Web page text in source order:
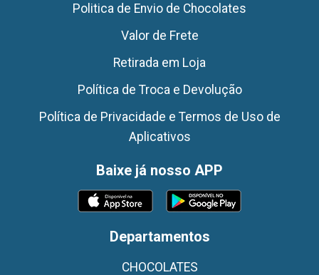
Politica de Envio de Chocolates
Valor de Frete
Retirada em Loja
Política de Troca e Devolução
Política de Privacidade e Termos de Uso de
Aplicativos
Baixe já nosso APP
Departamentos
CHOCOLATES